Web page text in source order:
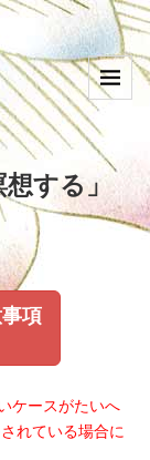
する」
項
ケースがたいへ
れている場合に